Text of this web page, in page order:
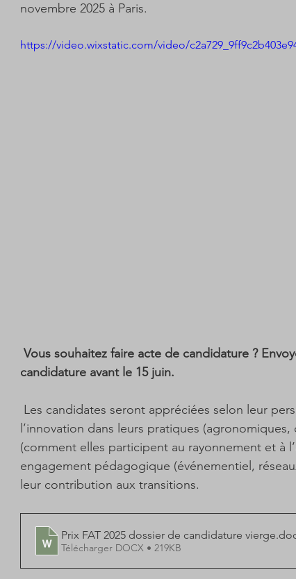
novembre 2025 à Paris.
https://video.wixstatic.com/video/
Vous souhaitez faire acte de candidature ?
candidature avant le 15 juin.
Les candidates seront appréciées selon leur
l’innovation dans leurs pratiques
(comment elles participent au rayonnement et à
engagement pédagogique (événementiel,
leur contribution aux transitions.
Prix FAT 2025 dossier de candidature vierge
Télécharger DOCX • 219KB